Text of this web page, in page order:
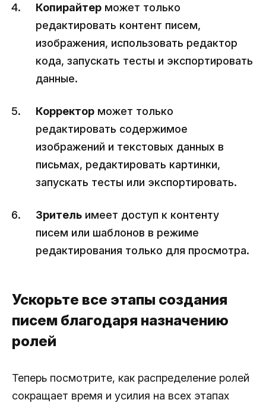
Копирайтер может только
редактировать контент писем,
изображения, использовать редактор
кода, запускать тесты и экспортировать
данные.
Корректор может только
редактировать содержимое
изображений и текстовых данных в
письмах, редактировать картинки,
запускать тесты или экспортировать.
Зритель имеет доступ к контенту
писем или шаблонов в режиме
редактирования только для просмотра.
Ускорьте все этапы создания
писем благодаря назначению
ролей
Теперь посмотрите, как распределение ролей
сокращает время и усилия на всех этапах